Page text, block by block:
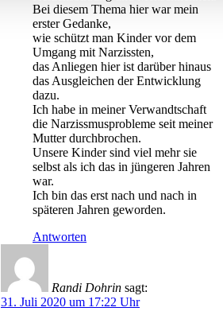
Bei diesem Thema hier war mein
erster Gedanke,
wie schützt man Kinder vor dem
Umgang mit Narzissten,
das Anliegen hier ist darüber hinaus
das Ausgleichen der Entwicklung
dazu.
Ich habe in meiner Verwandtschaft
die Narzissmusprobleme seit meiner
Mutter durchbrochen.
Unsere Kinder sind viel mehr sie
selbst als ich das in jüngeren Jahren
war.
Ich bin das erst nach und nach in
späteren Jahren geworden.
Antworten
Randi Dohrin sagt:
31. Juli 2020 um 17:22 Uhr